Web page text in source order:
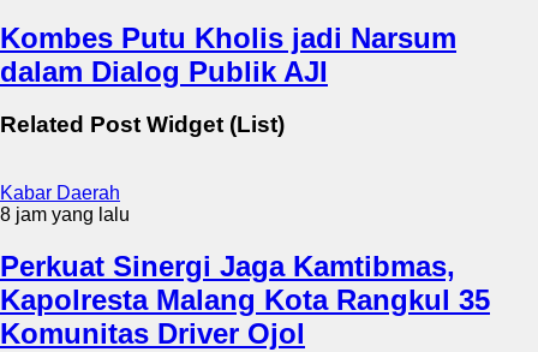
Kombes Putu Kholis jadi Narsum
dalam Dialog Publik AJI
Related Post Widget (List)
Kabar Daerah
8 jam yang lalu
Perkuat Sinergi Jaga Kamtibmas,
Kapolresta Malang Kota Rangkul 35
Komunitas Driver Ojol